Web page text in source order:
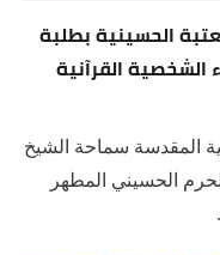
الحسينية بطلبة
الشخصية القرآنية
المقدسة سماحة الشيخ
الحسيني المطهر